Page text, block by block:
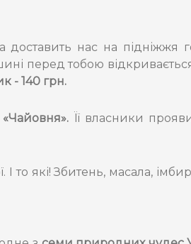
доставить нас на підніжжя
перед тобою
- 140 грн.
Її власники
І то які! Збитень, масала,